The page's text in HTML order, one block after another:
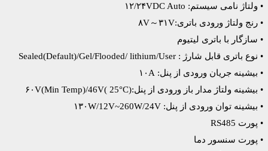
• ولتاژ نامی سیستم: ۱۲/۲۴VDC Auto
• رنج ولتاژ ورودی باتری:۸V～۳۱V
• سازگار با باتری لیتیوم
• نوع باتری قابل شارژ : Sealed(Default)/Gel/Flooded/ lithium/User
• بیشینه جریان ورودی از پنل: ۱۰A
• بیشینه ولتاژ مدار باز ورودی از پنل:۶۰V(Min Temp)/46V( 25°C)
• بیشینه توان ورودی از پنل: ۱۳۰W/12V~260W/24V
• پورت RS485
• پورت سنسور دما